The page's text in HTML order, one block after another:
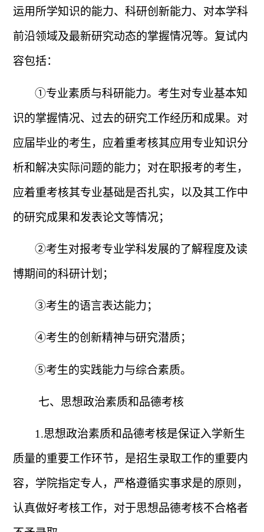
运用所学知识的能力、科研创新能力、对本学科
前沿领域及最新研究动态的掌握情况等。复试内
容包括：
①专业素质与科研能力。考生对专业基本知
识的掌握情况、过去的研究工作经历和成果。对
应届毕业的考生，应着重考核其应用专业知识分
析和解决实际问题的能力；对在职报考的考生，
应着重考核其专业基础是否扎实，以及其工作中
的研究成果和发表论文等情况；
②考生对报考专业学科发展的了解程度及读
博期间的科研计划；
③考生的语言表达能力；
④考生的创新精神与研究潜质；
⑤考生的实践能力与综合素质。
七、思想政治素质和品德考核
1.思想政治素质和品德考核是保证入学新生
质量的重要工作环节，是招生录取工作的重要内
容，学院指定专人，严格遵循实事求是的原则，
认真做好考核工作，对于思想品德考核不合格者